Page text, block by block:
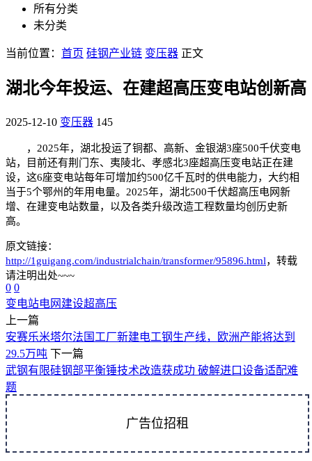
所有分类
未分类
当前位置： 首页 硅钢产业链 变压器 正文
湖北今年投运、在建超高压变电站创新高
2025-12-10 变压器 145
，2025年，湖北投运了铜都、高新、金银湖3座500千伏变电
站，目前还有荆门东、夷陵北、孝感北3座超高压变电站正在建
设，这6座变电站每年可增加约500亿千瓦时的供电能力，大约相
当于5个鄂州的年用电量。2025年，湖北500千伏超高压电网新
增、在建变电站数量，以及各类升级改造工程数量均创历史新
高。
原文链接：
http://1guigang.com/industrialchain/transformer/95896.html，转载
请注明出处~~~
0 0
变电站电网建设超高压
上一篇
安赛乐米塔尔法国工厂新建电工钢生产线，欧洲产能将达到
29.5万吨 下一篇
武钢有限硅钢部平衡锤技术改造获成功 破解进口设备适配难
题
广告位招租